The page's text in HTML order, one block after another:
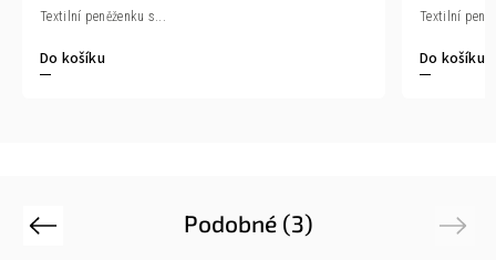
Do košíku
Textilní peněženku s...
Do košíku
Textilní
Podobné (3)
Previous Next